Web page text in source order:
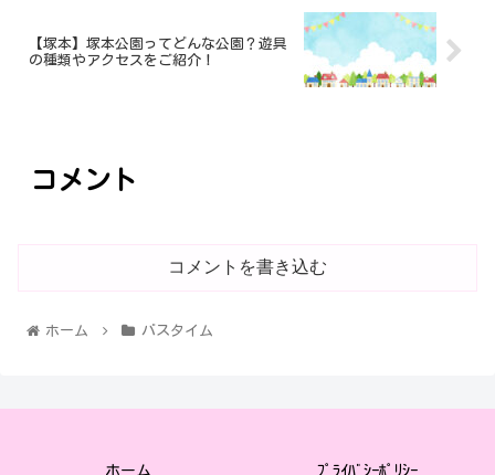
【塚本】塚本公園ってどんな公園？遊具
の種類やアクセスをご紹介！
コメント
コメントを書き込む
ホーム バスタイム
ホーム ﾌﾟﾗｲﾊﾞｼｰﾎﾟﾘｼｰ